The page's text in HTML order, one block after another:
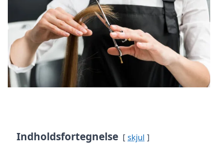
Indholdsfortegnelse skjul